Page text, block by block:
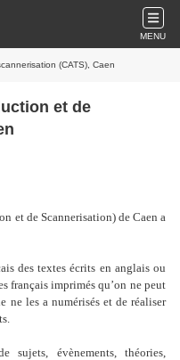
MENU
(CATS), Caen
et de
et de Scannerisation) de Caen a
des textes écrits en anglais ou
français imprimés qu’on ne peut
ne les a numérisés et de réaliser
évènements, théories,